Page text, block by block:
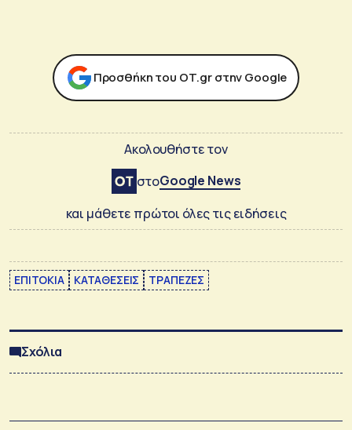
Προσθήκη του ΟΤ.gr στην Google
Ακολουθήστε τον
στοGoogle News
και μάθετε πρώτοι όλες τις ειδήσεις
ΕΠΙΤΟΚΙΑ ΚΑΤΑΘΕΣΕΙΣ ΤΡΑΠΕΖΕΣ
Σχόλια